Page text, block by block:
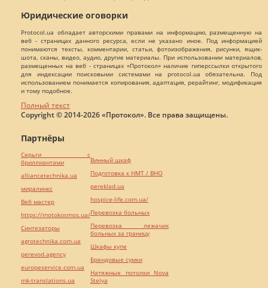
Юридические оговорки
Protocol.ua обладает авторскими правами на информацию, размещенную на
веб - страницах данного ресурса, если не указано иное. Под информацией
понимаются тексты, комментарии, статьи, фотоизображения, рисунки, ящик-
шота, сканы, видео, аудио, другие материалы. При использовании материалов,
размещенных на веб - страницах «Протокол» наличие гиперссылки открытого
для индексации поисковыми системами на protocol.ua обязательна. Под
использованием понимается копирования, адаптация, рерайтинг, модификация
и тому подобное.
Полный текст
Copyright © 2014-2026 «Протокол». Все права защищены.
Партнёры
Серьги с
бриллиантами
alliancetechnika.ua
миралинкс
Веб мастер
https://motokosmos.ua/
Синтезаторы
agrotechnika.com.ua
perevod.agency
europeservice.com.ua
mk-translations.ua
Винный шкаф
Подготовка к НМТ / ВНО
pereklad.ua
hospice-life.com.ua/
Перевозка больных
Перевозка лежачих
больных за границу
Шкафы купе
Брендовые сумки
Натяжные потолки Nova
Stelya